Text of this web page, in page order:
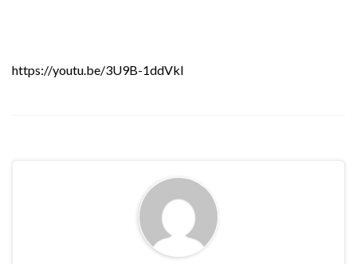
https://youtu.be/3U9B-1ddVkI